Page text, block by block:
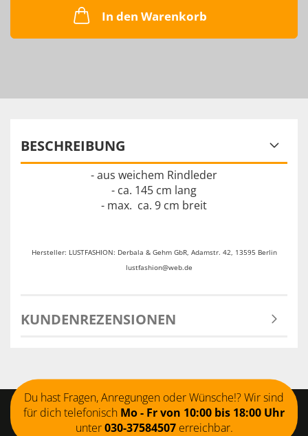
In den Warenkorb
BESCHREIBUNG
- aus weichem Rindleder
- ca. 145 cm lang
- max. ca. 9 cm breit
Hersteller: LUSTFASHION: Derbala & Gehm GbR, Adamstr. 42, 13595 Berlin
lustfashion@web.de
KUNDENREZENSIONEN
Du hast Fragen, Anregungen oder Wünsche!? Wir sind
für dich telefonisch Mo - Fr von 10:00 bis 18:00 Uhr
unter030-37584507erreichbar.